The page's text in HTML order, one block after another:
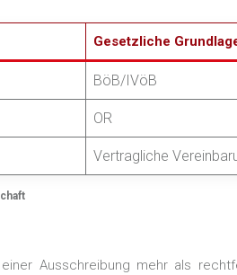
Gesetzliche
BöB/IVöB
OR
Vertragliche
Ausschreibung mehr als